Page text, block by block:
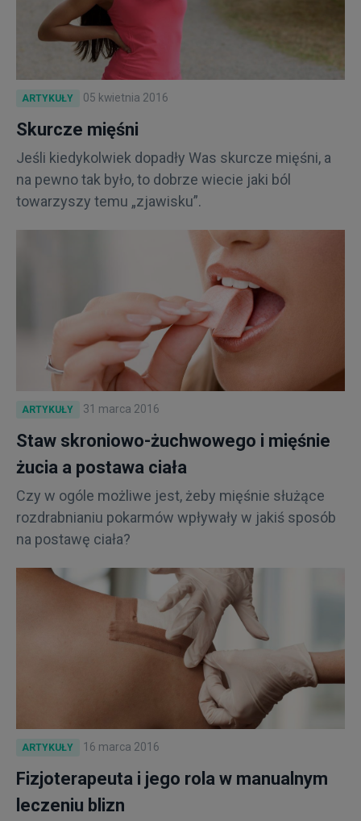
ARTYKUŁY 05 kwietnia 2016
Skurcze mięśni
Jeśli kiedykolwiek dopadły Was skurcze mięśni, a
na pewno tak było, to dobrze wiecie jaki ból
towarzyszy temu „zjawisku”.
ARTYKUŁY 31 marca 2016
Staw skroniowo-żuchwowego i mięśnie
żucia a postawa ciała
Czy w ogóle możliwe jest, żeby mięśnie służące
rozdrabnianiu pokarmów wpływały w jakiś sposób
na postawę ciała?
ARTYKUŁY 16 marca 2016
Fizjoterapeuta i jego rola w manualnym
leczeniu blizn